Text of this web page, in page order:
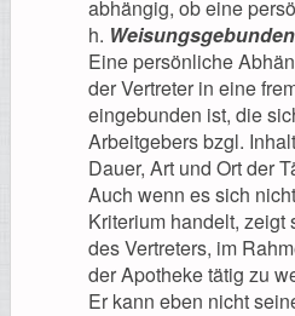
abhängig, ob eine
h.
Eine persönliche
der Vertreter in eine
eingebunden ist, die
Arbeitgebers bzgl.
Dauer, Art und Ort der
Auch wenn es sich
Kriterium handelt, zeigt
des Vertreters, im
der Apotheke tätig zu
Er kann eben nicht